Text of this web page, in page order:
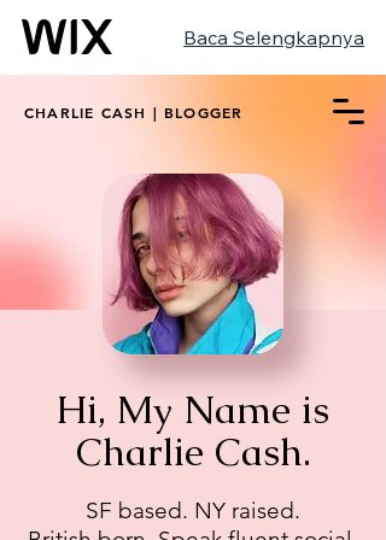
Baca Selengkapnya